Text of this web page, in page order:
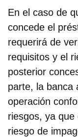
En el caso de
concede el
requerirá de
requisitos y el
posterior
parte, la banca
operación
riesgos, ya
riesgo de